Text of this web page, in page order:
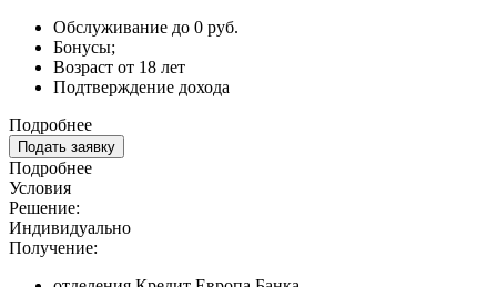
Обслуживание до 0 руб.
Бонусы;
Возраст от 18 лет
Подтверждение дохода
Подробнее
Подать заявку
Подробнее
Условия
Решение:
Индивидуально
Получение: